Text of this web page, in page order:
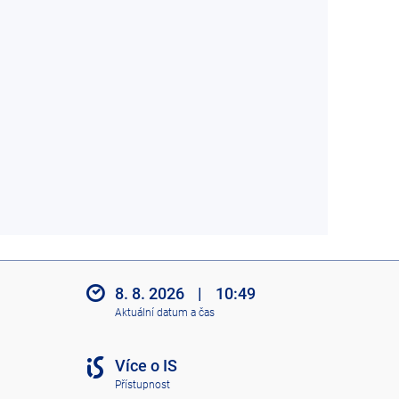
8. 8. 2026 | 10:49
Aktuální datum a čas
Více o IS
Přístupnost